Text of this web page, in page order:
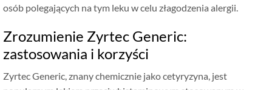
osób polegających na tym leku w celu złagodzenia alergii.
Zrozumienie Zyrtec Generic:
zastosowania i korzyści
Zyrtec Generic, znany chemicznie jako cetyryzyna, jest